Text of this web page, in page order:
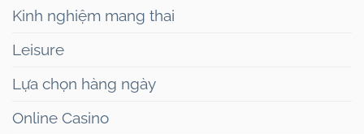
Kinh nghiệm mang thai
Leisure
Lựa chọn hàng ngày
Online Casino